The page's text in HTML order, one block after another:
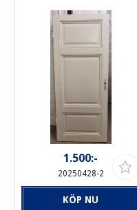
1.500:-
20250428-2
KÖP NU